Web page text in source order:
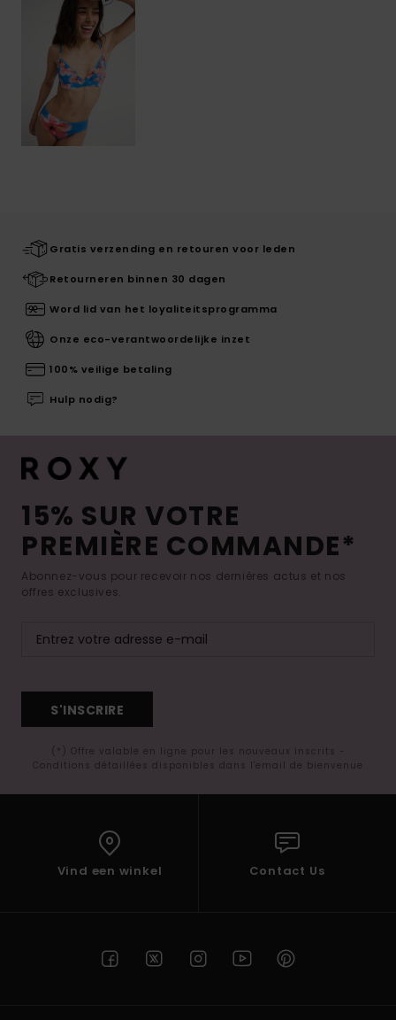
Gratis verzending en retouren voor leden
Retourneren binnen 30 dagen
Word lid van het loyaliteitsprogramma
Onze eco-verantwoordelijke inzet
100% veilige betaling
Hulp nodig?
15% SUR VOTRE
PREMIÈRE COMMANDE*
Abonnez-vous pour recevoir nos dernières actus et nos
offres exclusives.
S'INSCRIRE
(*) Offre valable en ligne pour les nouveaux inscrits -
Conditions détaillées disponibles dans l'email de bienvenue
Vind een winkel Contact Us